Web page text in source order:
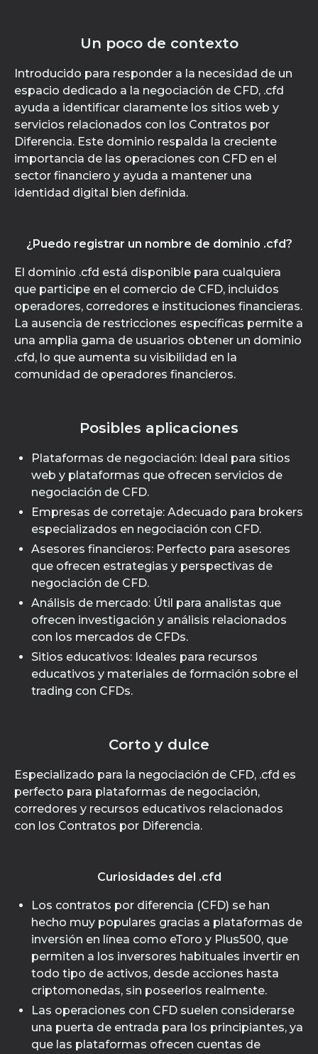
Un poco de contexto
Introducido para responder a la necesidad de un
espacio dedicado a la negociación de CFD, .cfd
ayuda a identificar claramente los sitios web y
servicios relacionados con los Contratos por
Diferencia. Este dominio respalda la creciente
importancia de las operaciones con CFD en el
sector financiero y ayuda a mantener una
identidad digital bien definida.
¿Puedo registrar un nombre de dominio .cfd?
El dominio .cfd está disponible para cualquiera
que participe en el comercio de CFD, incluidos
operadores, corredores e instituciones financieras.
La ausencia de restricciones específicas permite a
una amplia gama de usuarios obtener un dominio
.cfd, lo que aumenta su visibilidad en la
comunidad de operadores financieros.
Posibles aplicaciones
Plataformas de negociación: Ideal para sitios
web y plataformas que ofrecen servicios de
negociación de CFD.
Empresas de corretaje: Adecuado para brokers
especializados en negociación con CFD.
Asesores financieros: Perfecto para asesores
que ofrecen estrategias y perspectivas de
negociación de CFD.
Análisis de mercado: Útil para analistas que
ofrecen investigación y análisis relacionados
con los mercados de CFDs.
Sitios educativos: Ideales para recursos
educativos y materiales de formación sobre el
trading con CFDs.
Corto y dulce
Especializado para la negociación de CFD, .cfd es
perfecto para plataformas de negociación,
corredores y recursos educativos relacionados
con los Contratos por Diferencia.
Curiosidades del .cfd
Los contratos por diferencia (CFD) se han
hecho muy populares gracias a plataformas de
inversión en línea como eToro y Plus500, que
permiten a los inversores habituales invertir en
todo tipo de activos, desde acciones hasta
criptomonedas, sin poseerlos realmente.
Las operaciones con CFD suelen considerarse
una puerta de entrada para los principiantes, ya
que las plataformas ofrecen cuentas de